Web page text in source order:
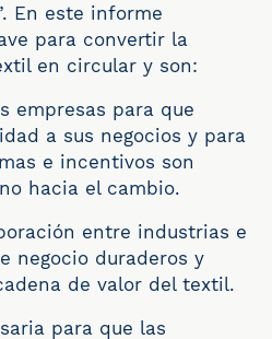
En este informe
para convertir la
en circular y son:
empresas para que
a sus negocios y para
e incentivos son
hacia el cambio.
entre industrias e
negocio duraderos y
de valor del textil.
para que las